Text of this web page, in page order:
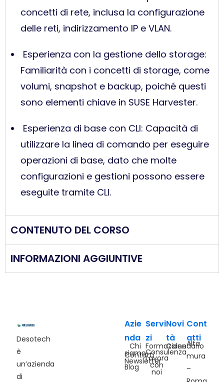
concetti di rete, inclusa la configurazione
delle reti, indirizzamento IP e VLAN.
Esperienza con la gestione dello storage:
Familiarità con i concetti di storage, come
volumi, snapshot e backup, poiché questi
sono elementi chiave in SUSE Harvester.
Esperienza di base con CLI: Capacità di
utilizzare la linea di comando per eseguire
operazioni di base, dato che molte
configurazioni e gestioni possono essere
eseguite tramite CLI.
CONTENUTO DEL CORSO
INFORMAZIONI AGGIUNTIVE
Desotech
è
un’azienda
di
Azie
nda
Chi
siamo
Contatti
Newsletter
Blog
Servi
zi
Formazione
Consulenza
Lavora
con
noi
Novi
tà
Calendario
Cont
atti
Alta
mura
–